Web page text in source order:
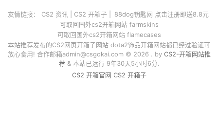
友情链接： CS2 资讯 CS2 开箱子
88dog钥匙网 点击注册即送8.8元
可取回国外cs2开箱网站 farmskins
可取回国外cs2开箱网站 flamecases
本站推荐发布的CS2网页开箱子网站 dota2饰品开箱网站都已经过验证可
放心食用! 合作邮箱admin@csgokai.com© 2026 . by CS2-开箱网站推
荐& 本站已运行 9年30天5小时6分.
CS2 开箱官网 CS2 开箱子